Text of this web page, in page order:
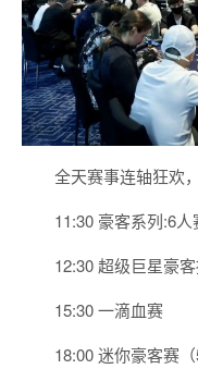
全天赛事连轴狂欢
11:30 豪客系列:6
12:30 超级巨星豪
15:30 一滴血赛
18:00 迷你豪客赛